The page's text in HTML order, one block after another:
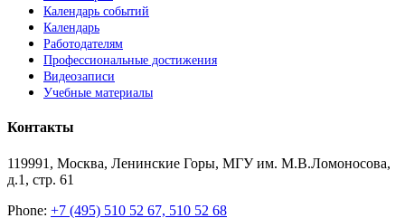
Календарь событий
Календарь
Работодателям
Профессиональные достижения
Видеозаписи
Учебные материалы
Контакты
119991, Москва, Ленинские Горы, МГУ им. М.В.Ломоносова,
д.1, стр. 61
Phone: +7 (495) 510 52 67, 510 52 68